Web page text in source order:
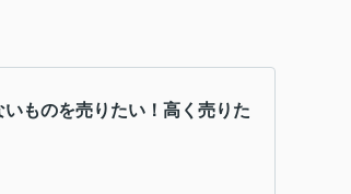
ものを売りたい！高く売りた